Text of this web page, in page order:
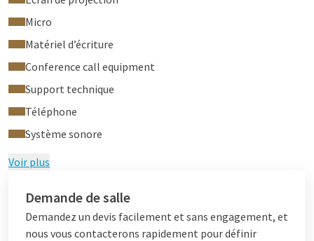
Micro
Matériel d’écriture
Conference call equipment
Support technique
Téléphone
Système sonore
Voir plus
Demande de salle
Demandez un devis facilement et sans engagement, et
nous vous contacterons rapidement pour définir